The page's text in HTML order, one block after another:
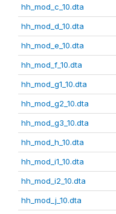
hh_mod_c_10.dta
hh_mod_d_10.dta
hh_mod_e_10.dta
hh_mod_f_10.dta
hh_mod_g1_10.dta
hh_mod_g2_10.dta
hh_mod_g3_10.dta
hh_mod_h_10.dta
hh_mod_i1_10.dta
hh_mod_i2_10.dta
hh_mod_j_10.dta